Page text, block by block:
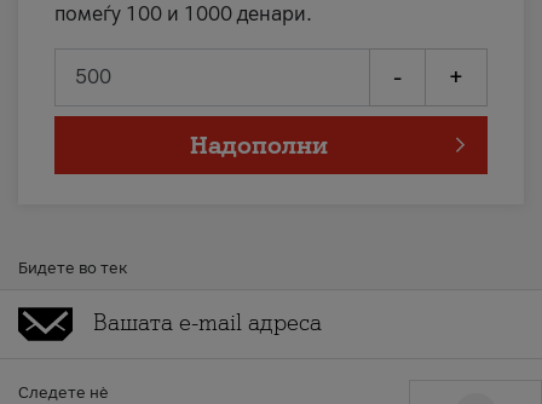
помеѓу 100 и 1000 денари.
- +
Надополни
Бидете во тек
Следете нè